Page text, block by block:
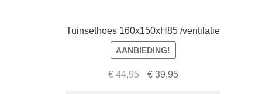
Tuinsethoes 160x150xH85 /ventilatie
AANBIEDING!
€44,95
Oorspronkelijke
€39,95Huidige